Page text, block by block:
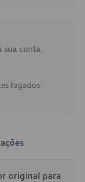
sua conta.
logados.
original para